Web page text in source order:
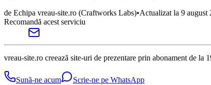
de Echipa vreau-site.ro (Craftworks Labs)•Actualizat la 9 august
Recomandă acest serviciu
vreau-site.ro creează site-uri de prezentare prin abonament de
Sună-ne acum
Scrie-ne pe WhatsApp